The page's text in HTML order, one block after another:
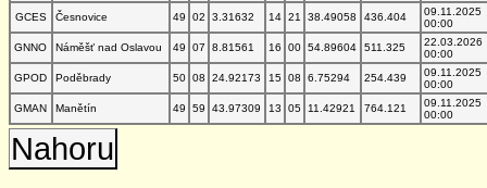
GCES
Česnovice 49 02 3.31632 14 21 38.49058 436.404
09.11.2025
00:00
GNNO
Náměšť nad Oslavou 49 07 8.81561 16 00 54.89604 511.325
22.03.2026
00:00
GPOD
Poděbrady 50 08 24.92173 15 08 6.75294 254.439
09.11.2025
00:00
GMAN
Manětín 49 59 43.97309 13 05 11.42921 764.121
09.11.2025
00:00
Nahoru